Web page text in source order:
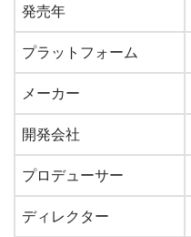
発売年
プラットフォーム
メーカー
開発会社
プロデューサー
ディレクター